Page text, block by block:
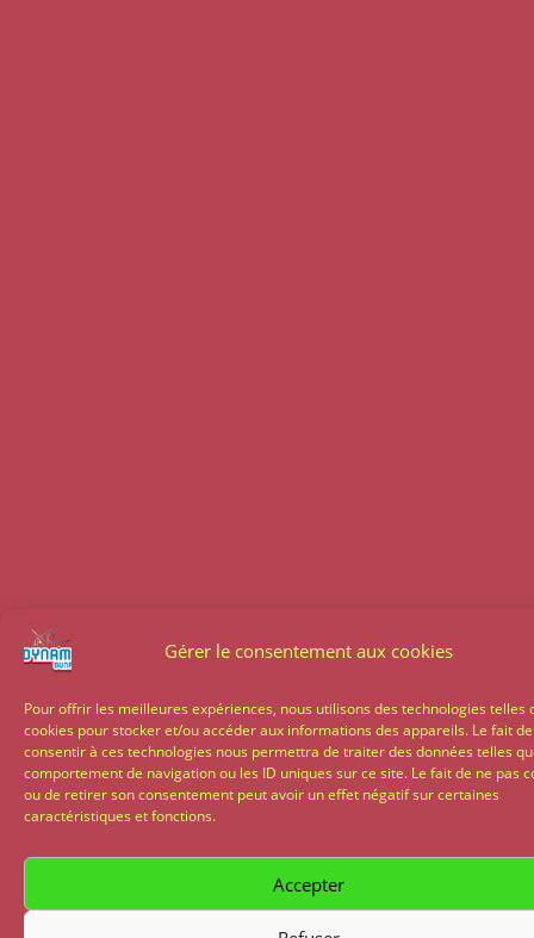
Gérer le consentement aux cookies
Pour offrir les meilleures expériences, nous utilisons des technologies telles
cookies pour stocker et/ou accéder aux informations des appareils. Le fait de
consentir à ces technologies nous permettra de traiter des données telles
comportement de navigation ou les ID uniques sur ce site. Le fait de ne pas
ou de retirer son consentement peut avoir un effet négatif sur certaines
caractéristiques et fonctions.
Accepter